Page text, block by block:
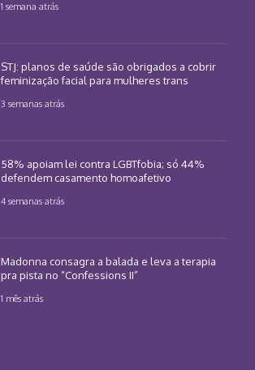
1 semana atrás
STJ: planos de saúde são obrigados a cobrir
feminização facial para mulheres trans
3 semanas atrás
58% apoiam lei contra LGBTfobia; só 44%
defendem casamento homoafetivo
4 semanas atrás
Madonna consagra a balada e leva a terapia
pra pista no “Confessions II”
1 mês atrás